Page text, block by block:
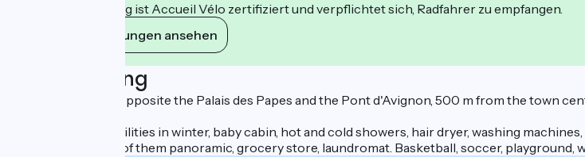
Diese Einrichtung ist Accueil Vélo zertifiziert und verpflichtet sich, Radfahrer zu empfangen.
Ihre Verpflichtungen ansehen
Beschreibung
Campsite located opposite the Palais des Papes and the Pont d'Avignon, 500 m from the town
Heated sanitary facilities in winter, baby cabin, hot and cold showers, hair dryer, washing
2 restaurants, one of them panoramic, grocery store, laundromat. Basketball, soccer, playground,